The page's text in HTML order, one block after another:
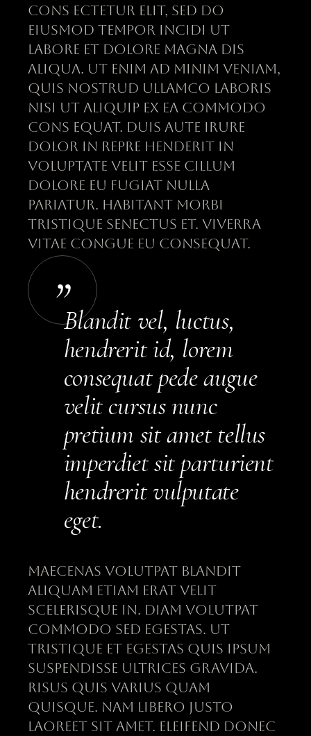
cons ectetur elit, sed do
eiusmod tempor incidi ut
labore et dolore magna dis
aliqua. Ut enim ad minim veniam,
quis nostrud ullamco laboris
nisi ut aliquip ex ea commodo
cons equat. Duis aute irure
dolor in repre henderit in
voluptate velit esse cillum
dolore eu fugiat nulla
pariatur. Habitant morbi
tristique senectus et. Viverra
vitae congue eu consequat.
Blandit vel, luctus,
hendrerit id, lorem
consequat pede augue
velit cursus nunc
pretium sit amet tellus
imperdiet sit parturient
hendrerit vulputate
eget.
Maecenas volutpat blandit
aliquam etiam erat velit
scelerisque in. Diam volutpat
commodo sed egestas. Ut
tristique et egestas quis ipsum
suspendisse ultrices gravida.
Risus quis varius quam
quisque. Nam libero justo
laoreet sit amet. Eleifend donec